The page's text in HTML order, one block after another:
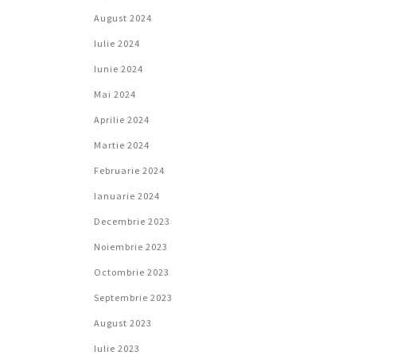
August 2024
Iulie 2024
Iunie 2024
Mai 2024
Aprilie 2024
Martie 2024
Februarie 2024
Ianuarie 2024
Decembrie 2023
Noiembrie 2023
Octombrie 2023
Septembrie 2023
August 2023
Iulie 2023